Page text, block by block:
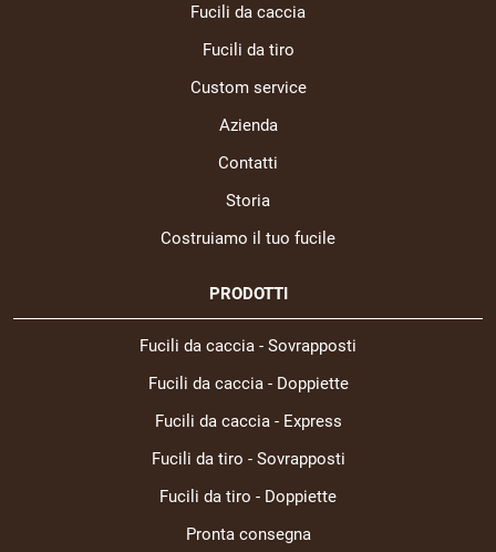
Fucili da caccia
Fucili da tiro
Custom service
Azienda
Contatti
Storia
Costruiamo il tuo fucile
PRODOTTI
Fucili da caccia - Sovrapposti
Fucili da caccia - Doppiette
Fucili da caccia - Express
Fucili da tiro - Sovrapposti
Fucili da tiro - Doppiette
Pronta consegna